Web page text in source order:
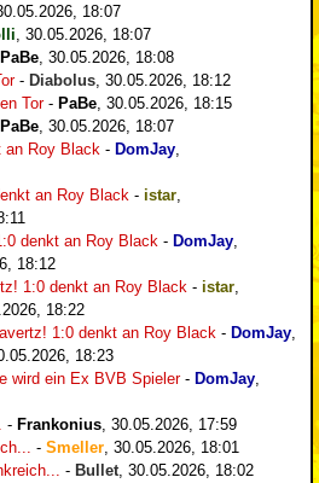
18:07
, 30.05.2026, 18:07
PaBe, 30.05.2026, 18:08
- Diabolus, 30.05.2026, 18:12
Tor- PaBe, 30.05.2026, 18:15
PaBe, 30.05.2026, 18:07
an Roy Black - DomJay,
an Roy Black - istar,
denkt an Roy Black - DomJay,
18:12
1:0 denkt an Roy Black - istar,
18:22
1:0 denkt an Roy Black - DomJay,
18:23
wird ein Ex BVB Spieler- DomJay,
- Frankonius, 30.05.2026, 17:59
- Smeller, 30.05.2026, 18:01
- Bullet, 30.05.2026, 18:02